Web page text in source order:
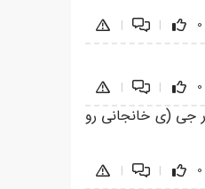
0
|
|
0
|
|
جی (ی خانجانی رو
0
|
|